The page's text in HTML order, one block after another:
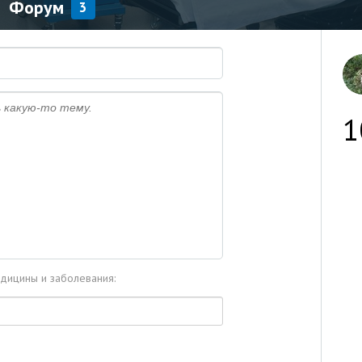
Форум 3
и заболевания: